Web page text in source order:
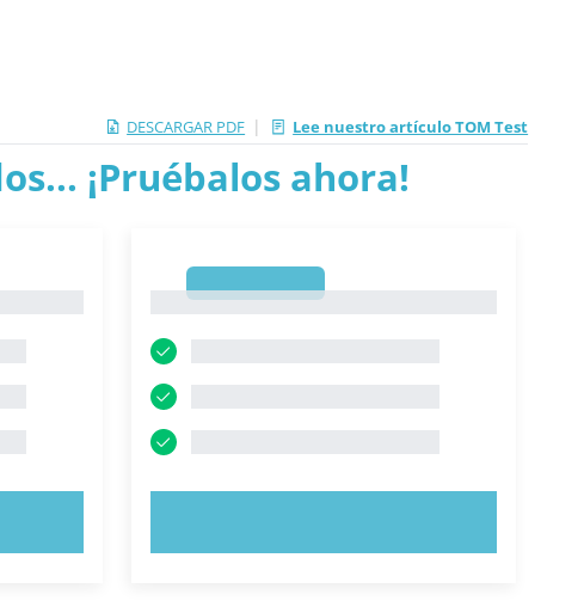
DESCARGAR PDF | Lee nuestro artículo TOM Test
¡Pruébalos ahora!